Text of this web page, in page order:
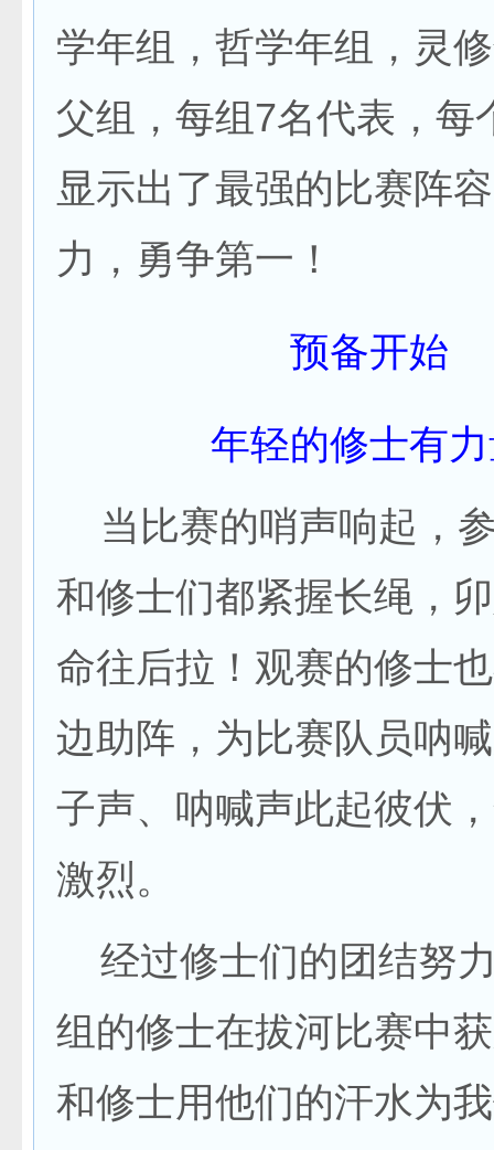
学年组，哲学年组，灵
父组，每组7名代表，每
显示出了最强的比赛阵
力，勇争第一！
预备开始
年轻的修士有
当比赛的哨声响起，
和修士们都紧握长绳，
命往后拉！观赛的修士
边助阵，为比赛队员呐
子声、呐喊声此起彼伏
激烈。
经过修士们的团结努
组的修士在拔河比赛中
和修士用他们的汗水为